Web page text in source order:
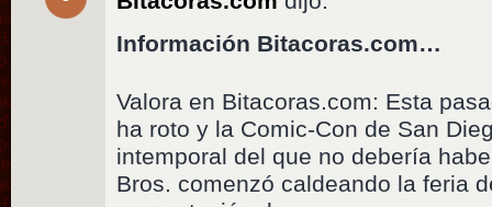
Información Bitacoras.com…
Valora en Bitacoras.com: Esta
ha roto y la Comic-Con de San
intemporal del que no debería
Bros. comenzó caldeando la feria